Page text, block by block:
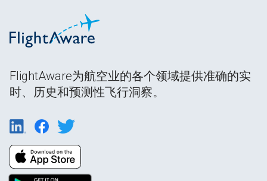
FlightAware为航空业的各个领域提供准确的实
时、历史和预测性飞行洞察。